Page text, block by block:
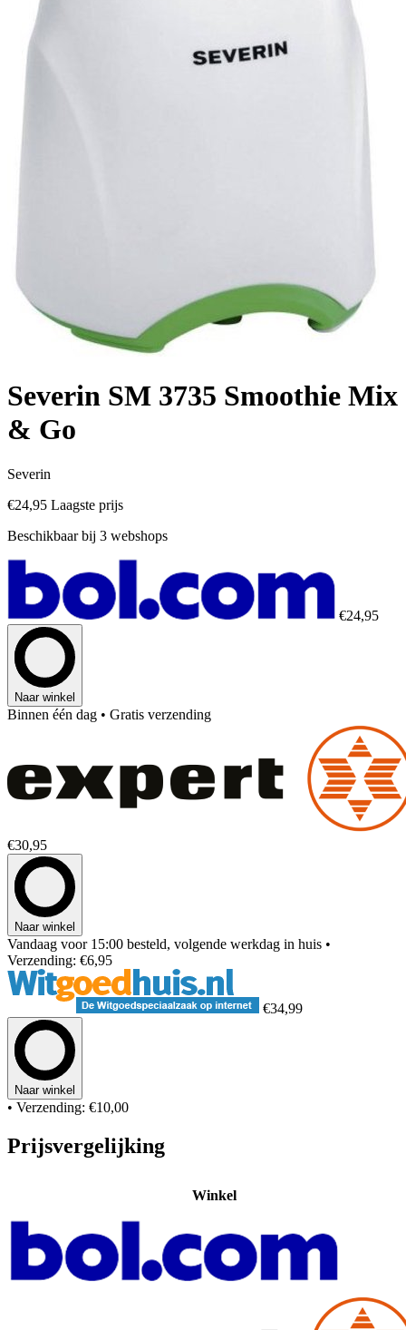
Severin SM 3735 Smoothie Mix
& Go
Severin
€24,95 Laagste prijs
Beschikbaar bij 3 webshops
€24,95
Naar winkel
Binnen één dag • Gratis verzending
€30,95
Naar winkel
Vandaag voor 15:00 besteld, volgende werkdag in huis •
Verzending: €6,95
€34,99
Naar winkel
• Verzending: €10,00
Prijsvergelijking
Winkel